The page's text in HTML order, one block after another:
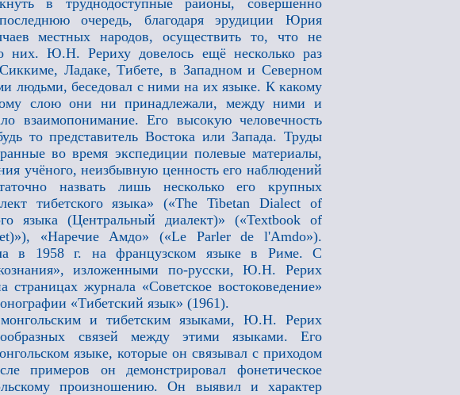
в труднодоступные районы, совершенно
очередь, благодаря эрудиции Юрия
местных народов, осуществить то, что не
них. Ю.Н. Рериху довелось ещё несколько раз
Ладаке, Тибете, в Западном и Северном
людьми, беседовал с ними на их языке. К какому
слою они ни принадлежали, между ними и
взаимопонимание. Его высокую человечность
то представитель Востока или Запада. Труды
во время экспедиции полевые материалы,
учёного, неизбывную ценность его наблюдений
назвать лишь несколько его крупных
тибетского языка» («The Tibetan Dialect of
языка (Центральный диалект)» («Textbook of
«Наречие Амдо» («Le Parler de l'Amdo»).
в 1958 г. на французском языке в Риме. С
изложенными по-русски, Ю.Н. Рерих
журнала «Советское востоковедение»
«Тибетский язык» (1961).
и тибетским языками, Ю.Н. Рерих
связей между этими языками. Его
языке, которые он связывал с приходом
примеров он демонстрировал фонетическое
произношению. Он выявил и характер